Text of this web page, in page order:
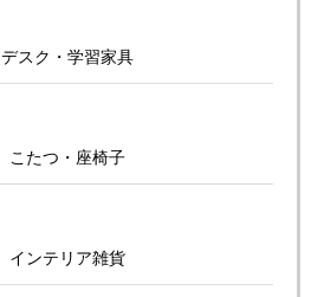
デスク・学習家具
こたつ・座椅子
インテリア雑貨